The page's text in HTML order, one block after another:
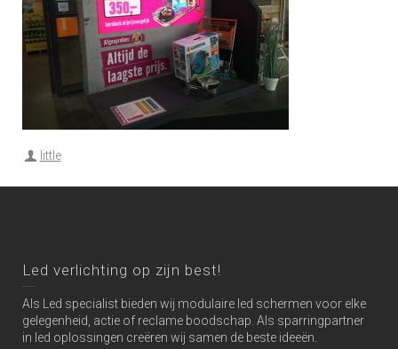
little
Led verlichting op zijn best!
Als Led specialist bieden wij modulaire led schermen voor elke
gelegenheid, actie of reclame boodschap. Als sparringpartner
in led oplossingen creëren wij samen de beste ideeën.